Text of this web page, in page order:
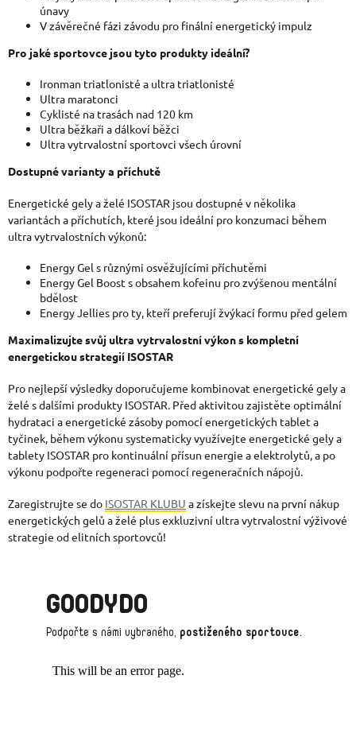
únavy
Vzávěrečné fázi závodu pro finální energetický impulz
Pro jaké sportovce jsou tyto produkty ideální?
Ironman triatlonisté a ultra triatlonisté
Ultra maratonci
Cyklisté na trasách nad 120 km
Ultra běžkaři a dálkoví běžci
Ultra vytrvalostní sportovci všech úrovní
Dostupné varianty a příchutě
Energetické gely a želé ISOSTAR jsou dostupné v několika
variantách a příchutích, které jsou ideální pro konzumaci během
ultra vytrvalostních výkonů:
Energy Gel s různými osvěžujícími příchutěmi
Energy Gel Boost s obsahem kofeinu pro zvýšenou mentální
bdělost
Energy Jellies pro ty, kteří preferují žvýkací formu před gelem
Maximalizujte svůj ultra vytrvalostní výkon s kompletní
energetickou strategií ISOSTAR
Pro nejlepší výsledky doporučujeme kombinovat energetické gely a
želé s dalšími produkty ISOSTAR. Před aktivitou zajistěte optimální
hydrataci a energetické zásoby pomocí energetických tablet a
tyčinek, během výkonu systematicky využívejte energetické gely a
tablety ISOSTAR pro kontinuální přísun energie a elektrolytů, a po
výkonu podpořte regeneraci pomocí regeneračních nápojů.
Zaregistrujte se do ISOSTAR KLUBU a získejte slevu na první nákup
energetických gelů a želé plus exkluzivní ultra vytrvalostní výživové
strategie od elitních sportovců!
GOODYDO
Podpořte s námi vybraného, postiženého sportovce.